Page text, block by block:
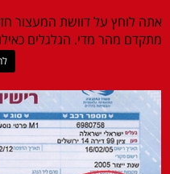
אתה לוחץ על דוושת המעצור
מתקדם מהר מדי. הגלגלים